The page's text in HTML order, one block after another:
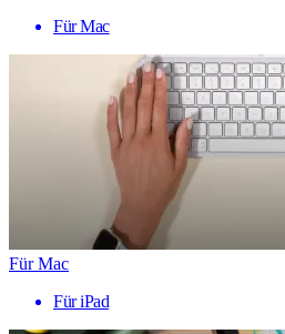
Für Mac
Für Mac
Für iPad